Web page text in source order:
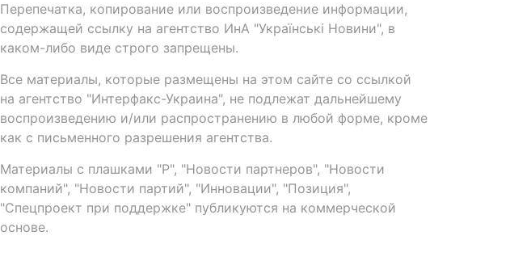
Перепечатка, копирование или воспроизведение информации,
содержащей ссылку на агентство ИнА "Українські Новини", в
каком-либо виде строго запрещены.
Все материалы, которые размещены на этом сайте со ссылкой
на агентство "Интерфакс-Украина", не подлежат дальнейшему
воспроизведению и/или распространению в любой форме, кроме
как с письменного разрешения агентства.
Материалы с плашками "Р", "Новости партнеров", "Новости
компаний", "Новости партий", "Инновации", "Позиция",
"Спецпроект при поддержке" публикуются на коммерческой
основе.